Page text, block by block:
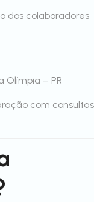
dos colaboradores
Olímpia – PR
com consultas